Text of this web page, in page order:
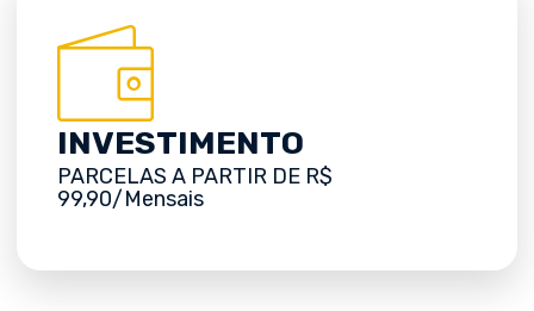
INVESTIMENTO
PARCELAS A PARTIR DE R$
99,90/Mensais